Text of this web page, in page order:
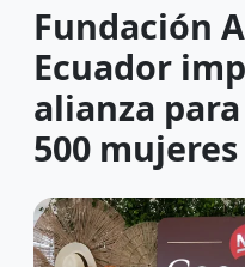
Fundación
Ecuador
alianza
500